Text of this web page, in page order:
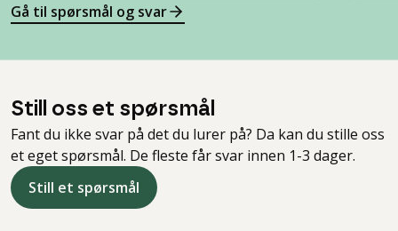
Gå til spørsmål og svar
Still oss et spørsmål
Fant du ikke svar på det du lurer på? Da kan du stille oss
et eget spørsmål. De fleste får svar innen 1-3 dager.
Still et spørsmål